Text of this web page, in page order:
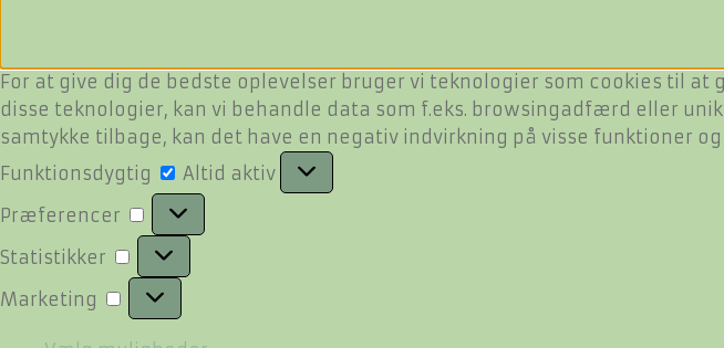
For at give dig de bedste oplevelser bruger vi teknologier som cookies til
disse teknologier, kan vi behandle data som f.eks. browsingadfærd eller
samtykke tilbage, kan det have en negativ indvirkning på visse funktioner
Funktionsdygtig
Funktionsdygtig
Altid aktiv
Præferencer
Præferencer
Statistikker Statistikker
Marketing Marketing